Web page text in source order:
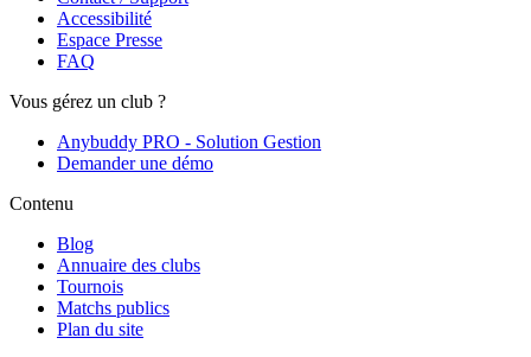
Accessibilité
Espace Presse
FAQ
Vous gérez un club ?
Anybuddy PRO - Solution Gestion
Demander une démo
Contenu
Blog
Annuaire des clubs
Tournois
Matchs publics
Plan du site